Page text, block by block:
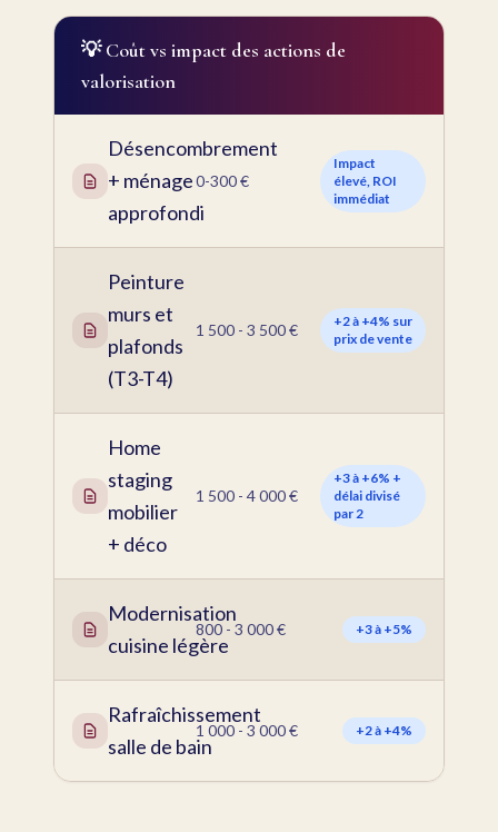
💡 Coût vs impact des actions de
valorisation
Désencombrement
+ ménage
approfondi
0-300 €
Impact
élevé, ROI
immédiat
Peinture
murs et
plafonds
(T3-T4)
1 500 - 3 500 €
+2 à +4% sur
prix de vente
Home
staging
mobilier
+ déco
1 500 - 4 000 €
+3 à +6% +
délai divisé
par 2
Modernisation
cuisine légère
800 - 3 000 € +3 à +5%
Rafraîchissement
salle de bain
1 000 - 3 000 € +2 à +4%